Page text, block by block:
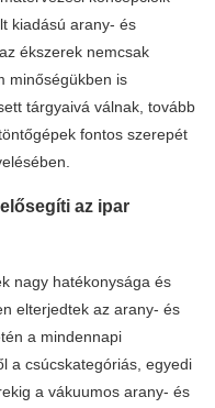
kiadású arany- és
ékszerek nemcsak
minőségükben is
tárgyaivá válnak, tovább
fontos szerepét
az ipar
nagy hatékonysága és
elterjedtek az arany- és
a mindennapi
a csúcskategóriás, egyedi
a vákuumos arany- és